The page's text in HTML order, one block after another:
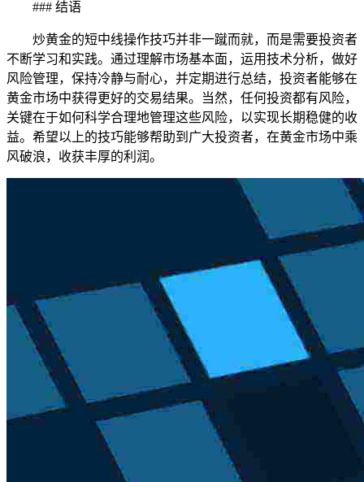
### 结语
炒黄金的短中线操作技巧并非一蹴而就，而是需要投资者
不断学习和实践。通过理解市场基本面，运用技术分析，做好
风险管理，保持冷静与耐心，并定期进行总结，投资者能够在
黄金市场中获得更好的交易结果。当然，任何投资都有风险，
关键在于如何科学合理地管理这些风险，以实现长期稳健的收
益。希望以上的技巧能够帮助到广大投资者，在黄金市场中乘
风破浪，收获丰厚的利润。